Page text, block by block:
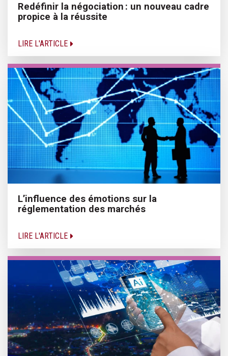
Redéfinir la négociation : un nouveau cadre
propice à la réussite
LIRE L'ARTICLE
L’influence des émotions sur la
réglementation des marchés
LIRE L'ARTICLE